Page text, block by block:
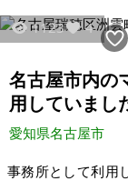
です。公園に隣接
ます。本宿駅か
良好です。 【物件概要】※土地のみ 場所：愛知県岡崎市本宿町
土地：公募327㎡（
1123 4
名古屋市内の
用していまし
愛知県名古屋市
事務所として利用